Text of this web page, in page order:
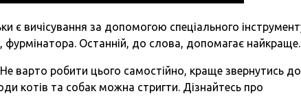
є вичісування за допомогою спеціального
фурмінатора. Останній, до слова, допомагає найкраще.
варто робити цього самостійно, краще звернутись до
котів та собак можна стригти. Дізнайтесь про